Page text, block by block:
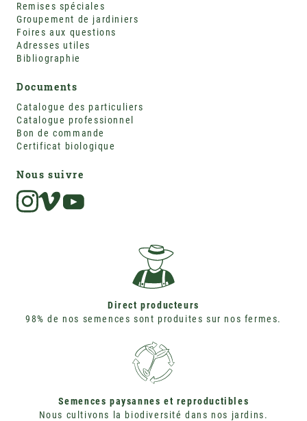
Remises spéciales
Groupement de jardiniers
Foires aux questions
Adresses utiles
Bibliographie
Documents
Catalogue des particuliers
Catalogue professionnel
Bon de commande
Certificat biologique
Nous suivre
Direct producteurs
98% de nos semences sont produites sur nos fermes.
Semences paysannes et reproductibles
Nous cultivons la biodiversité dans nos jardins.